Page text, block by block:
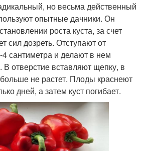
но весьма действенный
опытные дачники. Он
роста куста, за счет
сил дозреть. Отступают от
сантиметра и делают в нем
В отверстие вставляют щепку, в
больше не растет. Плоды краснеют
дней, а затем куст погибает.